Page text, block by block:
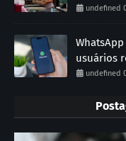
undefined
usuários
undefined